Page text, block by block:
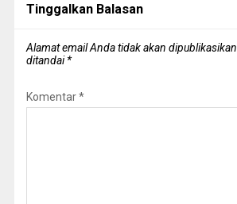
Tinggalkan Balasan
Alamat email Anda tidak akan dipublikasikan.
ditandai*
Komentar*